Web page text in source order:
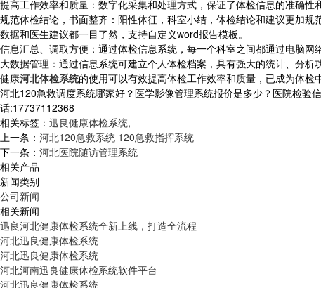
提高工作效率和质量：数字化采集和处理方式，保证了体检信息的准确
规范体检结论，书面整齐：阳性体征，科室小结，体检结论和建议更加
数据和医生建议都一目了然，支持自定义word报告模板。
信息汇总、调取方便：通过体检信息系统，每一个科室之间都通过电脑网
大数据管理：通过信息系统可建立个人体检档案，具有强大的统计、分
健康河北体检系统的使用可以有效提高体检工作效率和质量，已成为体
河北120急救调度系统哪家好？医学影像管理系统报价是多少？医院检
话:17737112368
相关标签： 迅良健康体检系统,
上一条： 河北120急救系统 120急救指挥系统
下一条： 河北医院随访管理系统
相关产品
新闻类别
公司新闻
相关新闻
迅良河北健康体检系统全新上线，打造全流程
河北迅良健康体检系统
河北迅良健康体检系统
河北河南迅良健康体检系统软件平台
河北迅良健康体检系统